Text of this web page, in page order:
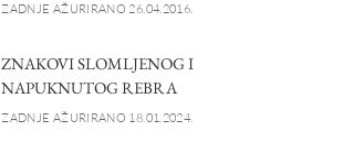
ZADNJE AŽURIRANO 26.04.2016.
ZNAKOVI SLOMLJENOG I
NAPUKNUTOG REBRA
ZADNJE AŽURIRANO 18.01.2024.